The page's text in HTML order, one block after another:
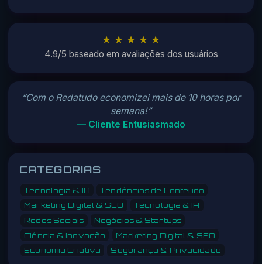
★ ★ ★ ★ ★
4.9/5 baseado em avaliações dos usuários
“Com o Redatudo economizei mais de 10 horas por
semana!”
— Cliente Entusiasmado
CATEGORIAS
Tecnologia & IA
Tendências de Conteúdo
Marketing Digital & SEO
Tecnologia & IA
Redes Sociais
Negócios & Startups
Ciência & Inovação
Marketing Digital & SEO
Economia Criativa
Segurança & Privacidade